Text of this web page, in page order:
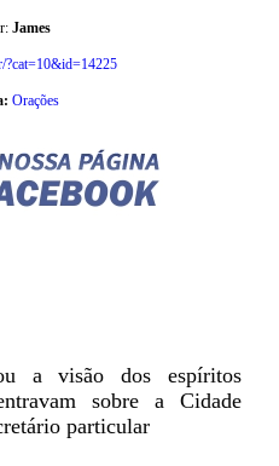
James
?cat=10&id=14225
Orações
a visão dos espíritos
sobre a Cidade
particular